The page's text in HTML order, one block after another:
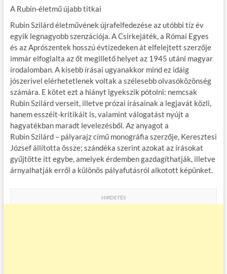
A Rubin-életmű újabb titkai
Rubin Szilárd életművének újrafelfedezése az utóbbi tíz év
egyik legnagyobb szenzációja. A Csirkejáték, a Római Egyes
és az Aprószentek hosszú évtizedeken át elfelejtett szerzője
immár elfoglalta az őt megillető helyet az 1945 utáni magyar
irodalomban. A kisebb írásai ugyanakkor mind ez idáig
jószerivel elérhetetlenek voltak a szélesebb olvasóközönség
számára. E kötet ezt a hiányt igyekszik pótolni: nemcsak
Rubin Szilárd verseit, illetve prózai írásainak a legjavát közli,
hanem esszéit-kritikáit is, valamint válogatást nyújt a
hagyatékban maradt levelezésből. Az anyagot a
Rubin Szilárd – pályarajz című monográfia szerzője, Keresztesi
József állította össze; szándéka szerint azokat az írásokat
gyűjtötte itt egybe, amelyek érdemben gazdagíthatják, illetve
árnyalhatják erről a különös pályafutásról alkotott képünket.
HIRDETÉS